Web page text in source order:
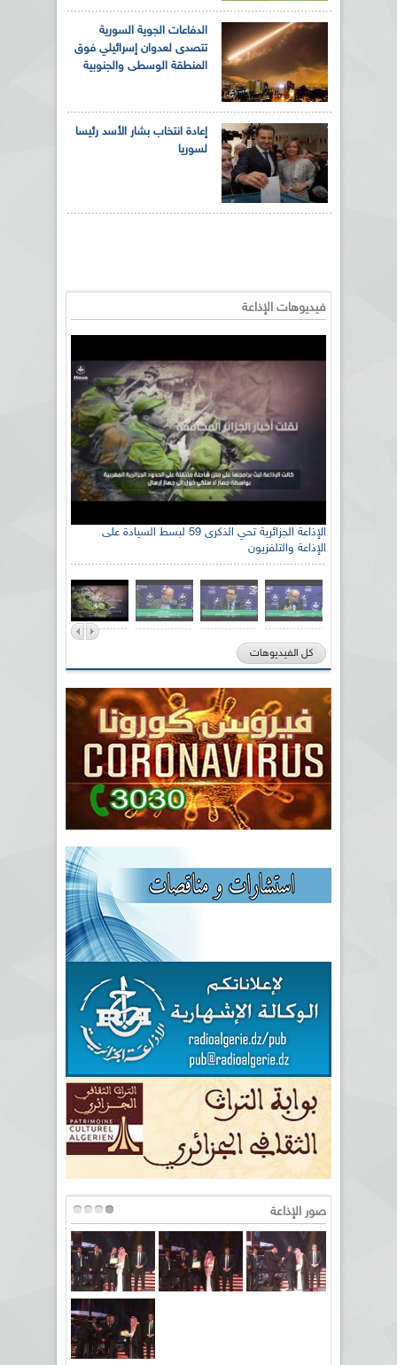
الدفاعات الجوية السورية
تتصدى لعدوان إسرائيلي فوق
المنطقة الوسطى والجنوبية
إعادة انتخاب بشار الأسد رئيسا
لسوريا
فيديوهات الإذاعة
الإذاعة الجزائرية تحي الذكرى 59 لبسط السيادة على
الإذاعة والتلفزيون
كل الفيديوهات
صور الإذاعة